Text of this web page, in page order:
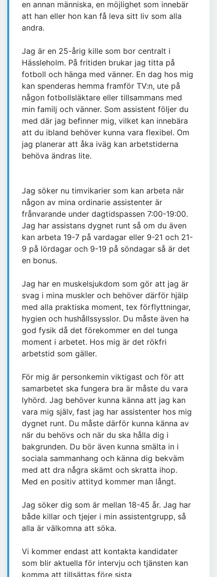
en annan människa, en möjlighet som innebär
att han eller hon kan få leva sitt liv som alla
andra.
Jag är en 25-årig kille som bor centralt i
Hässleholm. På fritiden brukar jag titta på
fotboll och hänga med vänner. En dag hos mig
kan spenderas hemma framför TV:n, ute på
någon fotbollsläktare eller tillsammans med
min familj och vänner. Som assistent följer du
med där jag befinner mig, vilket kan innebära
att du ibland behöver kunna vara flexibel. Om
jag planerar att åka iväg kan arbetstiderna
behöva ändras lite.
Jag söker nu timvikarier som kan arbeta när
någon av mina ordinarie assistenter är
frånvarande under dagtidspassen 7:00-19:00.
Jag har assistans dygnet runt så om du även
kan arbeta 19-7 på vardagar eller 9-21 och 21-
9 på lördagar och 9-19 på söndagar så är det
en bonus.
Jag har en muskelsjukdom som gör att jag är
svag i mina muskler och behöver därför hjälp
med alla praktiska moment, tex förflyttningar,
hygien och hushållssysslor. Du måste även ha
god fysik då det förekommer en del tunga
moment i arbetet. Hos mig är det rökfri
arbetstid som gäller.
För mig är personkemin viktigast och för att
samarbetet ska fungera bra är måste du vara
lyhörd. Jag behöver kunna känna att jag kan
vara mig själv, fast jag har assistenter hos mig
dygnet runt. Du måste därför kunna känna av
när du behövs och när du ska hålla dig i
bakgrunden. Du bör även kunna smälta in i
sociala sammanhang och känna dig bekväm
med att dra några skämt och skratta ihop.
Med en positiv attityd ‪kommer man långt.
Jag söker dig som är mellan 18-45 år. Jag har
både killar och tjejer i min assistentgrupp, så
alla är välkomna att söka.
Vi kommer endast att kontakta kandidater
som blir aktuella för intervju och tjänsten kan
komma att tillsättas före sista